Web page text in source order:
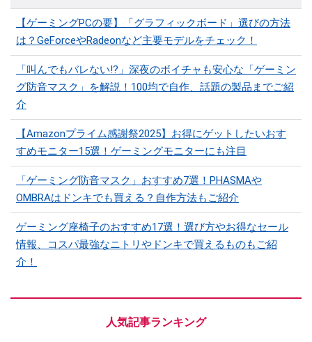
【ゲーミングPCの要】「グラフィックボード」選びの方法
は？GeForceやRadeonなど主要モデルをチェック！
「叫んでもバレない⁉」深夜のボイチャも安心な「ゲーミン
グ防音マスク」を解説！100均で自作、話題の製品までご紹
介
【Amazonプライム感謝祭2025】お得にゲットしたいおす
すめモニター15選！ゲーミングモニターにも注目
「ゲーミング防音マスク」おすすめ7選！PHASMAや
OMBRAはドンキでも買える？自作方法もご紹介
ゲーミング座椅子のおすすめ17選！選び方やお得なセール
情報、コスパ最強なニトリやドンキで買えるものもご紹
介！